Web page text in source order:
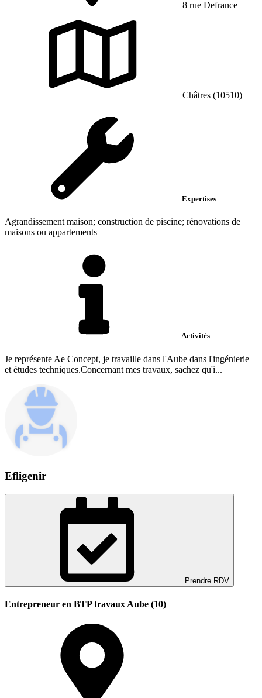
8 rue Defrance
Châtres (10510)
Expertises
Agrandissement maison; construction de piscine; rénovations de
maisons ou appartements
Activités
Je représente Ae Concept, je travaille dans l'Aube dans l'ingénierie
et études techniques.Concernant mes travaux, sachez qu'i...
Efligenir
Prendre RDV
Entrepreneur en BTP travaux Aube (10)